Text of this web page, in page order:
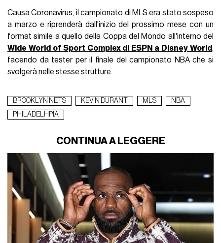
Causa Coronavirus, il campionato di MLS era stato sospeso
a marzo e riprenderà dall'inizio del prossimo mese con un
format simile a quello della Coppa del Mondo all'interno del
Wide World of Sport Complex di ESPN a Disney World,
facendo da tester per il finale del campionato NBA che si
svolgerà nelle stesse strutture.
BROOKLYN NETS KEVIN DURANT MLS
NBA
PHILADELHPIA
CONTINUA A LEGGERE